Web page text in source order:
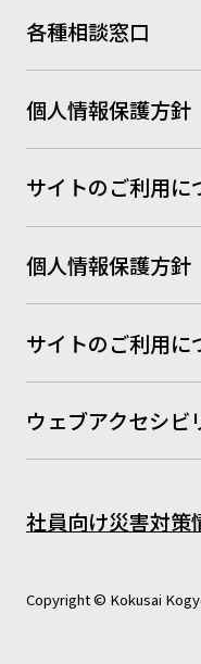
各種相談窓口
個人情報保護方針
サイトのご利用に
個人情報保護方針
サイトのご利用に
ウェブアクセシビ
Copyright © Kokusai
社員向け災害対策